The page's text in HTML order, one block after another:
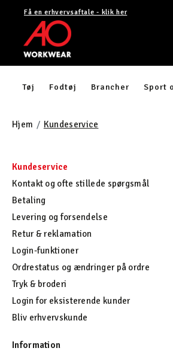
Få en erhvervsaftale - klik her
Tøj Fodtøj Brancher Sport
Hjem Kundeservice
Kundeservice
Kontakt og ofte stillede spørgsmål
Betaling
Levering og forsendelse
Retur & reklamation
Login-funktioner
Ordrestatus og ændringer på ordre
Tryk & broderi
Login for eksisterende kunder
Bliv erhvervskunde
Information